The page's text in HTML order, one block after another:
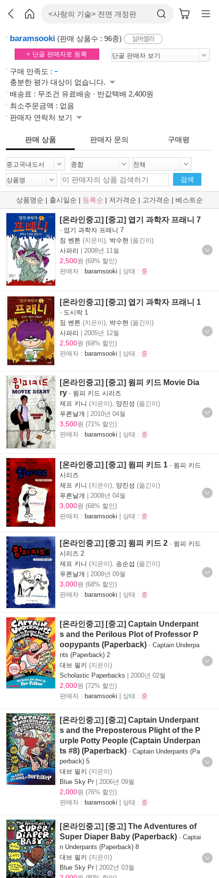
baramsooki (판매 상품수 : 96종)
+ 단골 판매자로 등록
구매 만족도 : -
충분한 평가 대상이 없습니다.
배송료 : 무조건 유료배송 · 반값택배 2,400원
최소주문금액 : 없음
판매자 연락처 보기
판매 상품 판매자 문의 구매평
검색
상품명순 | 출시일순 | 등록순 | 저가격순 | 고가격순 | 베스트순
[온라인중고] [중고] 엽기 과학자 프래니 7
- 엽기 과학자 프래니 7
짐 벤튼 (지은이), 박수현 (옮긴이)
사파리 | 2008년 11월
2,500원 (69% 할인)
판매자 : baramsooki | 상태 : 중
[온라인중고] [중고] 엽기 과학자 프래니 1
- 도시락 1
짐 벤튼 (지은이), 박수현 (옮긴이)
사파리 | 2005년 12월
2,500원 (69% 할인)
판매자 : baramsooki | 상태 : 중
[온라인중고] [중고] 윔피 키드 Movie Dia
ry - 윔피 키드 시리즈
제프 키니 (지은이), 양진성 (옮긴이)
푸른날개 | 2010년 04월
3,500원 (71% 할인)
판매자 : baramsooki | 상태 : 중
[온라인중고] [중고] 윔피 키드 1 - 윔피 키드
시리즈
제프 키니 (지은이), 양진성 (옮긴이)
푸른날개 | 2008년 04월
3,000원 (68% 할인)
판매자 : baramsooki | 상태 : 중
[온라인중고] [중고] 윔피 키드 2 - 윔피 키드
시리즈 2
제프 키니 (지은이), 송순섭 (옮긴이)
푸른날개 | 2008년 09월
3,000원 (68% 할인)
판매자 : baramsooki | 상태 : 중
[온라인중고] [중고] Captain Underpant
s and the Perilous Plot of Professor P
oopypants (Paperback) - Captain Underpa
nts (Paperback) 2
대브 필키 (지은이)
Scholastic Paperbacks | 2000년 02월
2,000원 (72% 할인)
판매자 : baramsooki | 상태 : 중
[온라인중고] [중고] Captain Underpant
s and the Preposterous Plight of the P
urple Potty People (Captain Underpan
ts #8) (Paperback) - Captain Underpants (Pa
perback) 5
대브 필키 (지은이)
Blue Sky Pr | 2006년 09월
2,000원 (76% 할인)
판매자 : baramsooki | 상태 : 중
[온라인중고] [중고] The Adventures of
Super Diaper Baby (Paperback) - Captai
n Underpants (Paperback) 8
대브 필키 (지은이)
Blue Sky Pr | 2002년 03월